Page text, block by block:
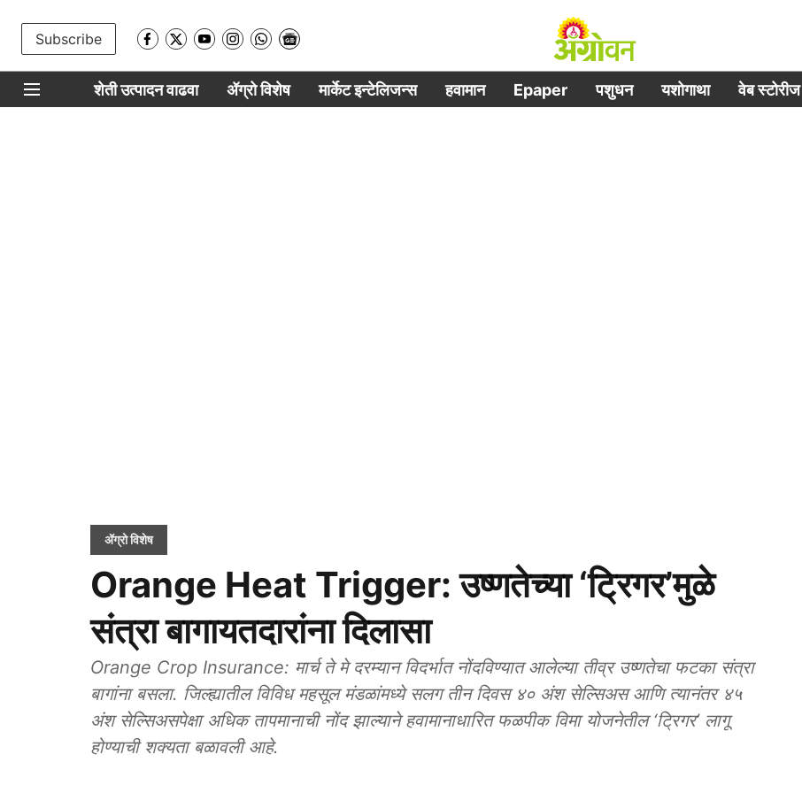
Subscribe
शेती उत्पादन वाढवा ॲग्रो विशेष मार्केट इन्टेलिजन्स हवामान Epaper पशुधन यशोगाथा वेब स्टोरीज
ॲग्रो विशेष
Orange Heat Trigger: उष्णतेच्या ‘ट्रिगर’मुळे
संत्रा बागायतदारांना दिलासा
Orange Crop Insurance: मार्च ते मे दरम्यान विदर्भात नोंदविण्यात आलेल्या तीव्र उष्णतेचा फटका संत्रा
बागांना बसला. जिल्ह्यातील विविध महसूल मंडळांमध्ये सलग तीन दिवस ४० अंश सेल्सिअस आणि त्यानंतर ४५
अंश सेल्सिअसपेक्षा अधिक तापमानाची नोंद झाल्याने हवामानाधारित फळपीक विमा योजनेतील ‘ट्रिगर’ लागू
होण्याची शक्यता बळावली आहे.